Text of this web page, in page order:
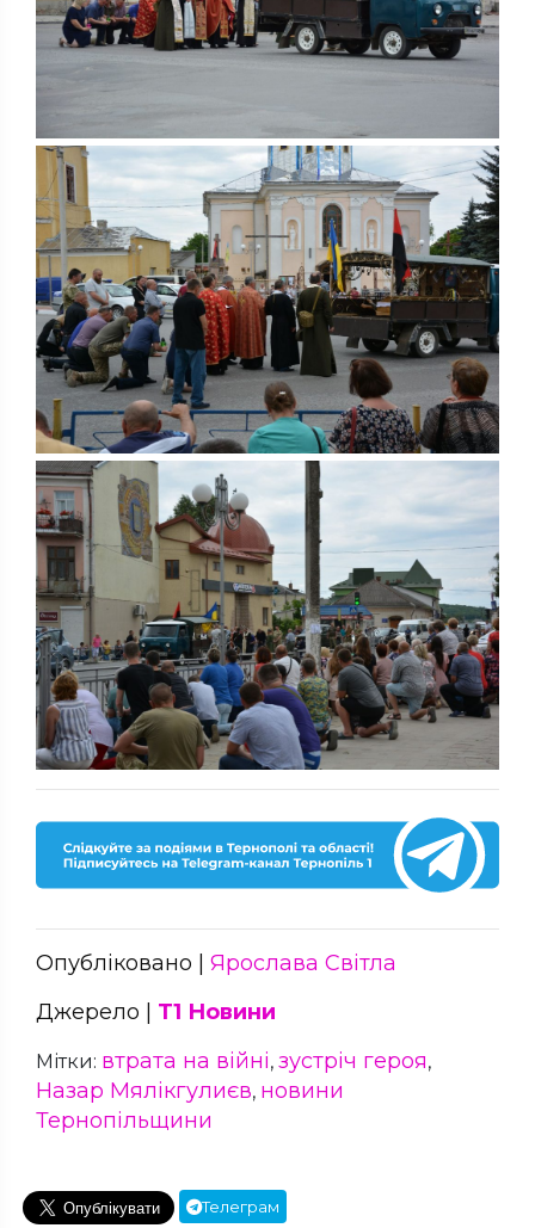
Опубліковано | Ярослава Світла
Джерело | Т1 Новини
Мітки: втрата на війні, зустріч героя,
Назар Мялікгулиєв, новини
Тернопільщини
Телеграм